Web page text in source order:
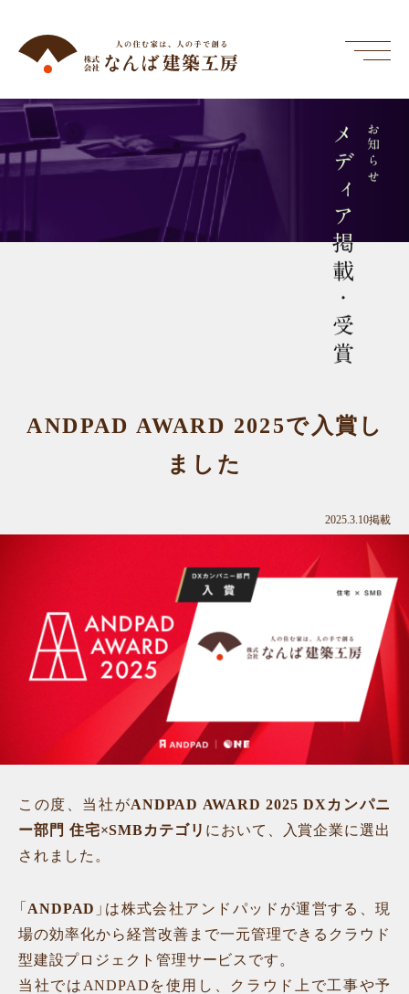
お知らせ
メディア掲載・受賞
ANDPAD AWARD 2025で入賞し
ました
2025.3.10掲載
この度、当社がANDPAD AWARD 2025 DXカンパニ
ー部門 住宅×SMBカテゴリ において、入賞企業に選出
されました。
「 ANDPAD 」は株式会社アンドパッドが運営する、現
場の効率化から経営改善まで一元管理できるクラウド
型建設プロジェクト管理サービスです。
当社ではANDPADを使用し、クラウド上で工事や予